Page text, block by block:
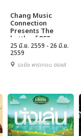
Chang Music
Connection
Presents The
battle of BFF
concert
25 มิ.ย. 2559 - 26 มิ.ย.
2559
รอยัล พารากอน ฮอลล์